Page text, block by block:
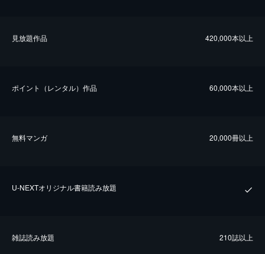
⾒放題作品 420,000本以上
ポイント（レンタル）作品 60,000本以上
無料マンガ 20,000冊以上
U-NEXTオリジナル書籍読み放題
雑誌読み放題 210誌以上